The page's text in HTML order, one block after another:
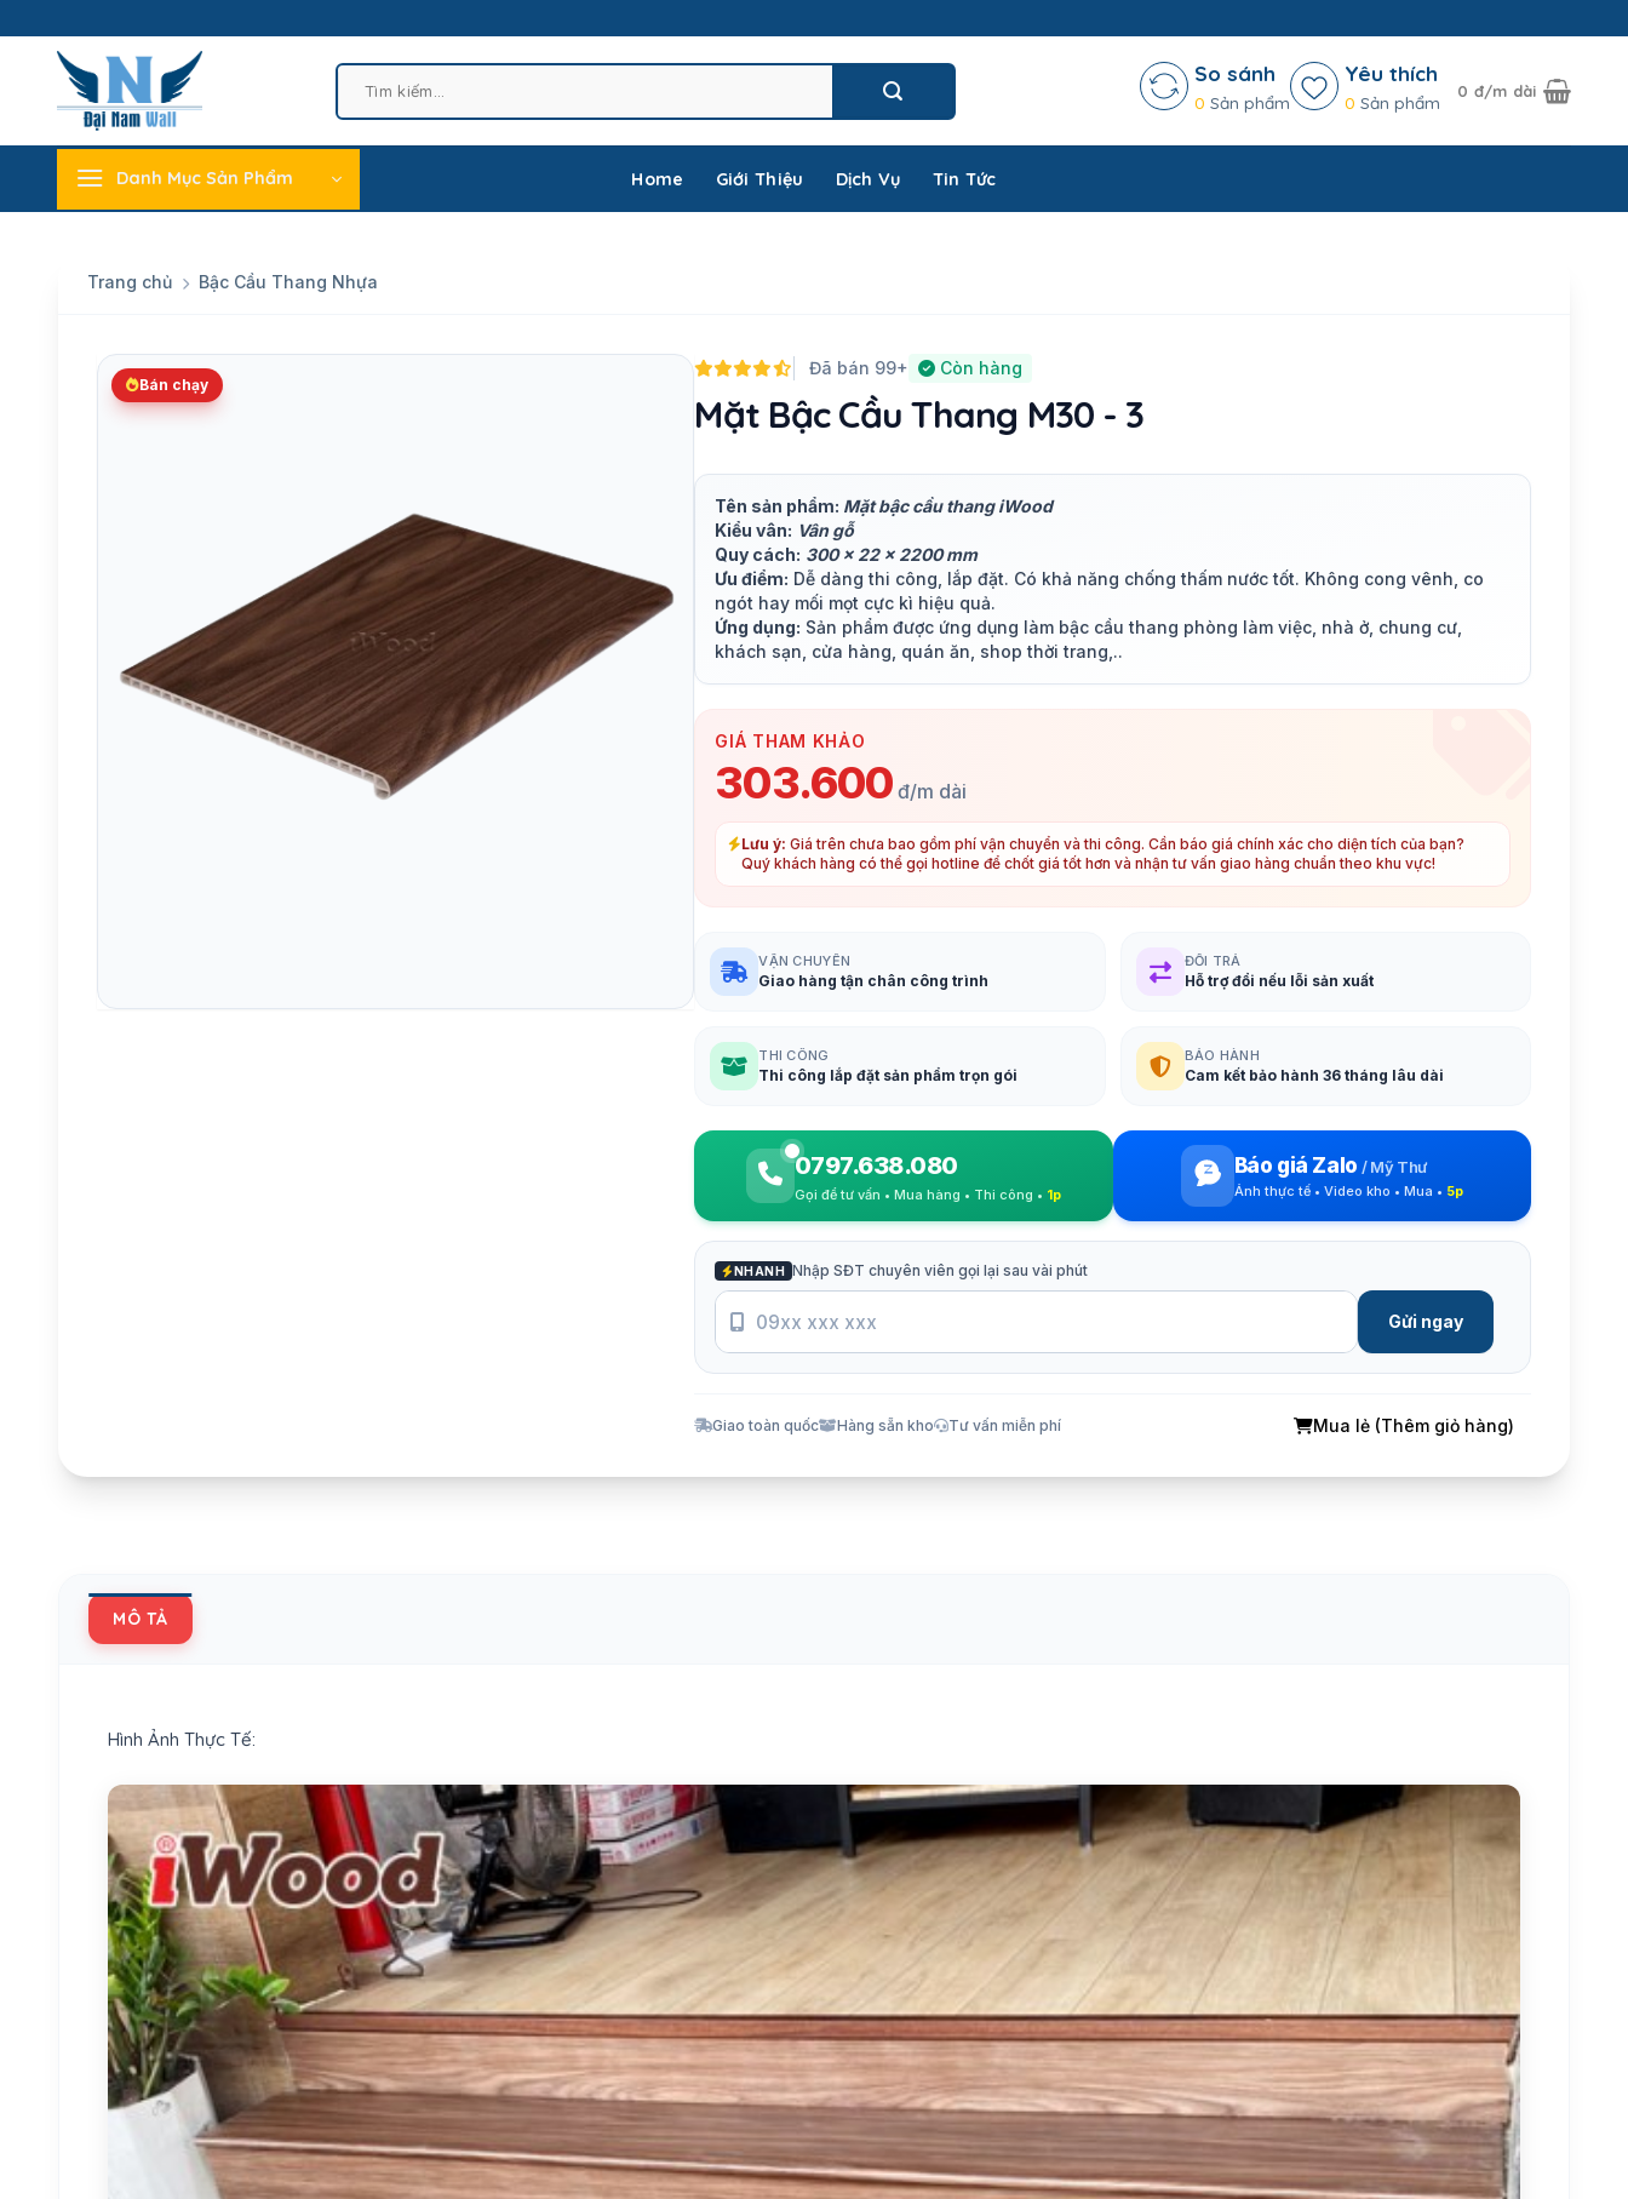
to
content
So sánh
0 Sản phẩm
Yêu thích
0 Sản phẩm
0 đ/m dài
Danh Mục Sản Phẩm Home Giới Thiệu Dịch Vụ Tin Tức
Trang chủ Bậc Cầu Thang Nhựa
Bán chạy
Đã bán 99+ Còn hàng
Mặt Bậc Cầu Thang M30 - 3
Tên sản phẩm: Mặt bậc cầu thang iWood
Kiểu vân: Vân gỗ
Quy cách: 300 x 22 x 2200 mm
Ưu điểm: Dễ dàng thi công, lắp đặt. Có khả năng chống thấm nước tốt. Không cong vênh, co
ngót hay mối mọt cực kì hiệu quả.
Ứng dụng: Sản phẩm được ứng dụng làm bậc cầu thang phòng làm việc, nhà ở, chung cư,
khách sạn, cửa hàng, quán ăn, shop thời trang,..
GIÁ THAM KHẢO
303.600 đ/m dài
Lưu ý: Giá trên chưa bao gồm phí vận chuyển và thi công. Cần báo giá chính xác cho diện tích của bạn?
Quý khách hàng có thể gọi hotline để chốt giá tốt hơn và nhận tư vấn giao hàng chuẩn theo khu vực!
VẬN CHUYỂN
Giao hàng tận chân công trình
ĐỔI TRẢ
Hỗ trợ đổi nếu lỗi sản xuất
THI CÔNG
Thi công lắp đặt sản phẩm trọn gói
BẢO HÀNH
Cam kết bảo hành 36 tháng lâu dài
0797.638.080
Gọi để tư vấn • Mua hàng • Thi công • 1p
Báo giá Zalo /Mỹ Thư
Ảnh thực tế • Video kho • Mua • 5p
NHANH Nhập SĐT chuyên viên gọi lại sau vài phút
Gửi ngay
Giao toàn quốc Hàng sẵn kho Tư vấn miễn phí Mua lẻ (Thêm giỏ hàng)
MÔ TẢ
Hình Ảnh Thực Tế: